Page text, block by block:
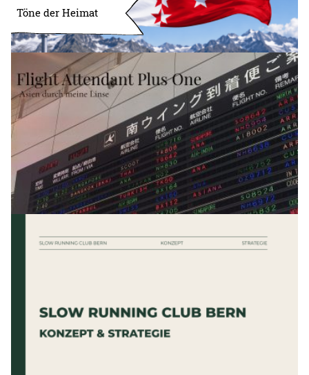
Töne der Heimat